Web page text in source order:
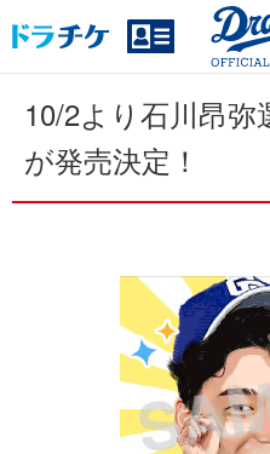
10/2より石川昂
が発売決定！